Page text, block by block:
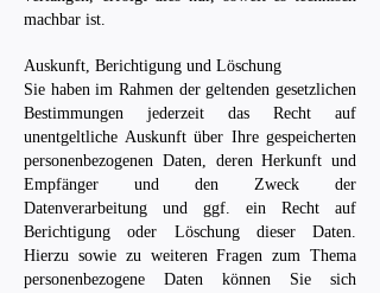
machbar ist.
Auskunft, Berichtigung und Löschung
Sie haben im Rahmen der geltenden gesetzlichen
Bestimmungen jederzeit das Recht auf
unentgeltliche Auskunft über Ihre gespeicherten
personenbezogenen Daten, deren Herkunft und
Empfänger und den Zweck der
Datenverarbeitung und ggf. ein Recht auf
Berichtigung oder Löschung dieser Daten.
Hierzu sowie zu weiteren Fragen zum Thema
personenbezogene Daten können Sie sich